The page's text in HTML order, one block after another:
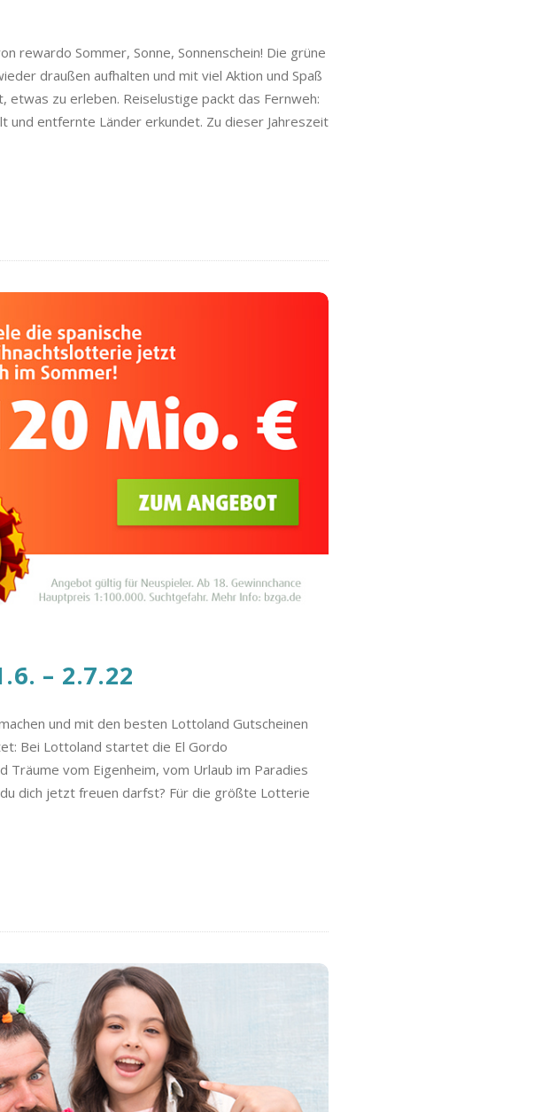
rewardo Sommer, Sonne, Sonnenschein! Die grüne
draußen aufhalten und mit viel Aktion und Spaß
etwas zu erleben. Reiselustige packt das Fernweh:
und entfernte Länder erkundet. Zu dieser Jahreszeit
– 2.7.22
und mit den besten Lottoland Gutscheinen
Bei Lottoland startet die El Gordo
Träume vom Eigenheim, vom Urlaub im Paradies
dich jetzt freuen darfst? Für die größte Lotterie